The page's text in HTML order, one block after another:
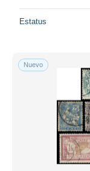
Estatus
Nuevo